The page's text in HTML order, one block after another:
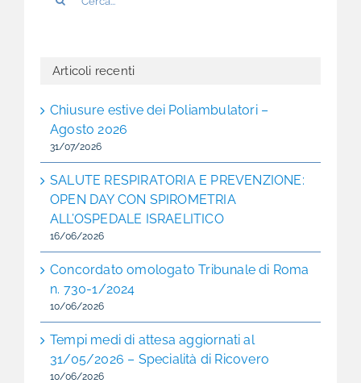
per:
Articoli recenti
Chiusure estive dei Poliambulatori –
Agosto 2026
31/07/2026
SALUTE RESPIRATORIA E PREVENZIONE:
OPEN DAY CON SPIROMETRIA
ALL’OSPEDALE ISRAELITICO
16/06/2026
Concordato omologato Tribunale di Roma
n. 730-1/2024
10/06/2026
Tempi medi di attesa aggiornati al
31/05/2026 – Specialità di Ricovero
10/06/2026